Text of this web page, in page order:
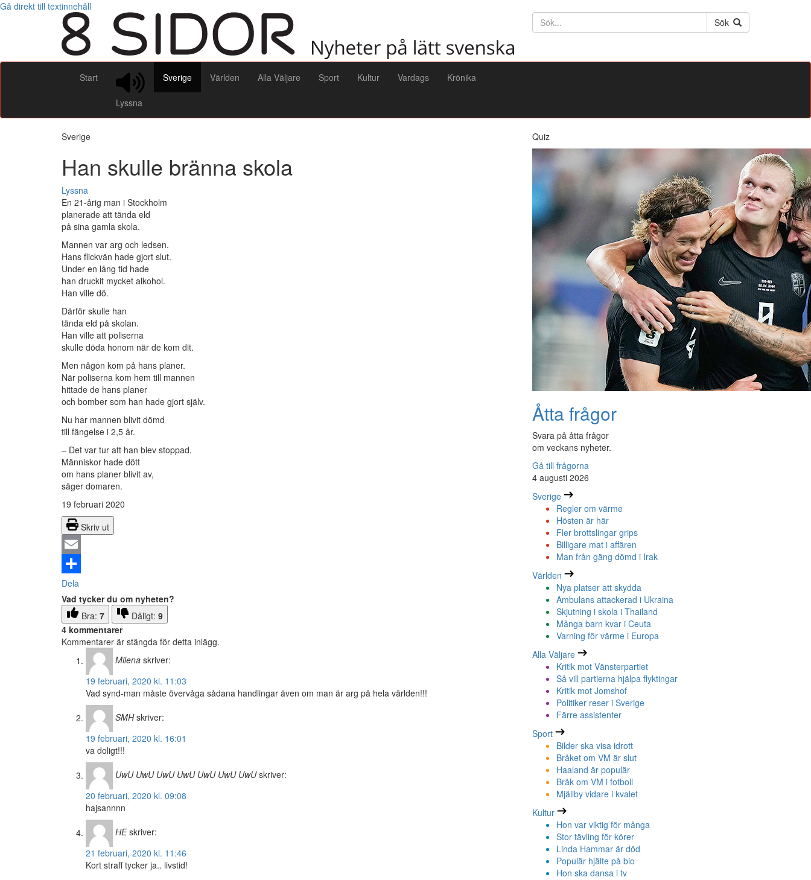
Gå direkt till textinnehåll
Söktext
Sök
Start
Lyssna
Sverige Världen Alla Väljare Sport Kultur Vardags Krönika
Sverige
Han skulle bränna skola
Lyssna
En 21-årig man i Stockholm
planerade att tända eld
på sina gamla skola.
Mannen var arg och ledsen.
Hans flickvän hade gjort slut.
Under en lång tid hade
han druckit mycket alkohol.
Han ville dö.
Därför skulle han
tända eld på skolan.
Han ville att poliserna
skulle döda honom när de kom dit.
Men någon kom på hans planer.
När poliserna kom hem till mannen
hittade de hans planer
och bomber som han hade gjort själv.
Nu har mannen blivit dömd
till fängelse i 2,5 år.
– Det var tur att han blev stoppad.
Människor hade dött
om hans planer blivit av,
säger domaren.
19 februari 2020
Skriv ut
Email
Dela
Vad tycker du om nyheten?
Bra: 7 Dåligt: 9
4 kommentarer
Kommentarer är stängda för detta inlägg.
Milena skriver:
19 februari, 2020 kl. 11:03
Vad synd-man måste övervåga sådana handlingar även om man är arg på hela världen!!!
SMH skriver:
19 februari, 2020 kl. 16:01
va doligt!!!
UwU UwU UwU UwU UwU UwU UwU skriver:
20 februari, 2020 kl. 09:08
hajsannnn
HE skriver:
21 februari, 2020 kl. 11:46
Kort straff tycker ja.. livstid!
Quiz
Åtta frågor
Svara på åtta frågor
om veckans nyheter.
Gå till frågorna
4 augusti 2026
Sverige
Regler om värme
Hösten är här
Fler brottslingar grips
Billigare mat i affären
Man från gäng dömd i Irak
Världen
Nya platser att skydda
Ambulans attackerad i Ukraina
Skjutning i skola i Thailand
Många barn kvar i Ceuta
Varning för värme i Europa
Alla Väljare
Kritik mot Vänsterpartiet
Så vill partierna hjälpa flyktingar
Kritik mot Jomshof
Politiker reser i Sverige
Färre assistenter
Sport
Bilder ska visa idrott
Bråket om VM är slut
Haaland är populär
Bråk om VM i fotboll
Mjällby vidare i kvalet
Kultur
Hon var viktig för många
Stor tävling för körer
Linda Hammar är död
Populär hjälte på bio
Hon ska dansa i tv